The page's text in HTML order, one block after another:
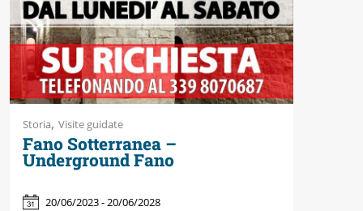
Storia, Visite guidate
Fano Sotterranea –
Underground Fano
20/06/2023 - 20/06/2028